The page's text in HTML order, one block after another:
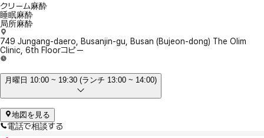
クリーム麻酔
睡眠麻酔
局所麻酔
749 Jungang-daero, Busanjin-gu, Busan (Bujeon-dong) The Olim
Clinic, 6th Floorコピー
月曜日 10:00 ~ 19:30 (ランチ 13:00 ~ 14:00)
地図を見る
電話で相談する